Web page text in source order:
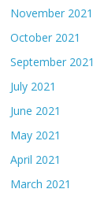
November 2021
October 2021
September 2021
July 2021
June 2021
May 2021
April 2021
March 2021